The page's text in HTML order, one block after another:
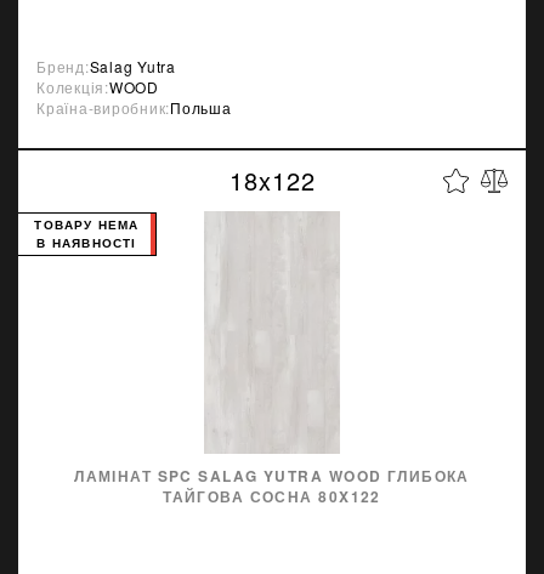
Бренд:Salag Yutra
Колекція:WOOD
Країна-виробник:Польша
18x122
ЛАМІНАТ SPC SALAG YUTRA WOOD ГЛИБОКА
ТАЙГОВА СОСНА 80X122
ТОВАРУ НЕМА
В НАЯВНОСТІ